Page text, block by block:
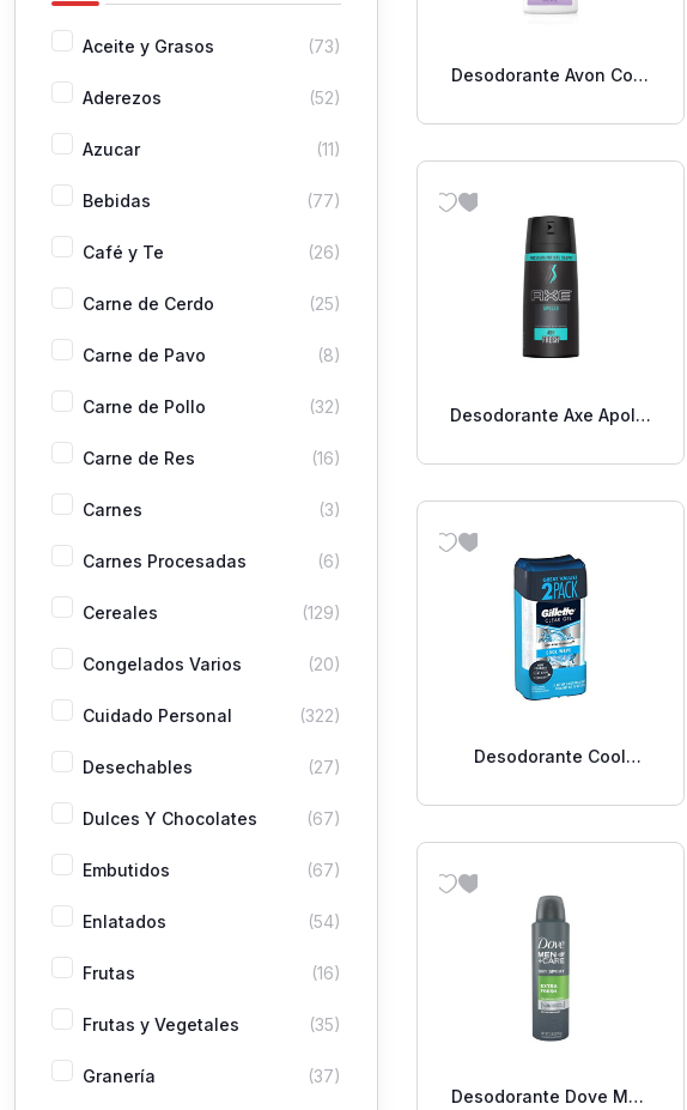
Aceite y Grasos (73)
Aderezos (52)
Azucar (11)
Bebidas (77)
Café y Te (26)
Carne de Cerdo (25)
Carne de Pavo (8)
Carne de Pollo (32)
Carne de Res (16)
Carnes (3)
Carnes Procesadas (6)
Cereales (129)
Congelados Varios (20)
Cuidado Personal (322)
Desechables (27)
Dulces Y Chocolates (67)
Embutidos (67)
Enlatados (54)
Frutas (16)
Frutas y Vegetales (35)
Granería (37)
Desodorante Avon Cool
Oz.
Desodorante Axe Apollo
Desodorante Cool
Desodorante Dove Men